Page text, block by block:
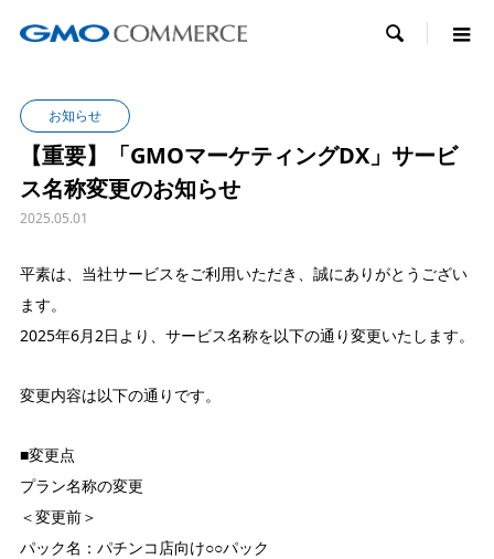

お知らせ
【重要】「GMOマーケティングDX」サービ
ス名称変更のお知らせ
2025.05.01
平素は、当社サービスをご利用いただき、誠にありがとうござい
ます。
2025年6月2日より、サービス名称を以下の通り変更いたします。
変更内容は以下の通りです。
■変更点
プラン名称の変更
＜変更前＞
パック名：パチンコ店向け○○パック